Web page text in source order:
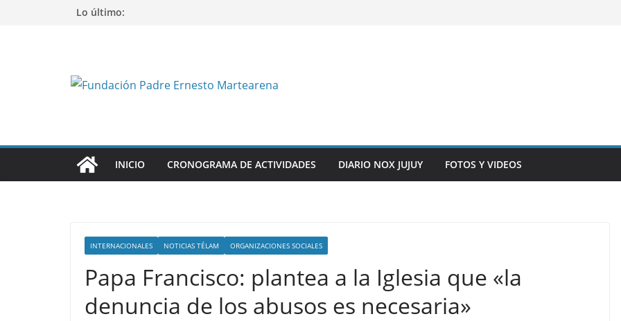
Lo último:
INICIO CRONOGRAMA DE ACTIVIDADES DIARIO NOX JUJUY FOTOS Y VIDEOS
INTERNACIONALES NOTICIAS TÉLAM ORGANIZACIONES SOCIALES
Papa Francisco: plantea a la Iglesia que «la
denuncia de los abusos es necesaria»